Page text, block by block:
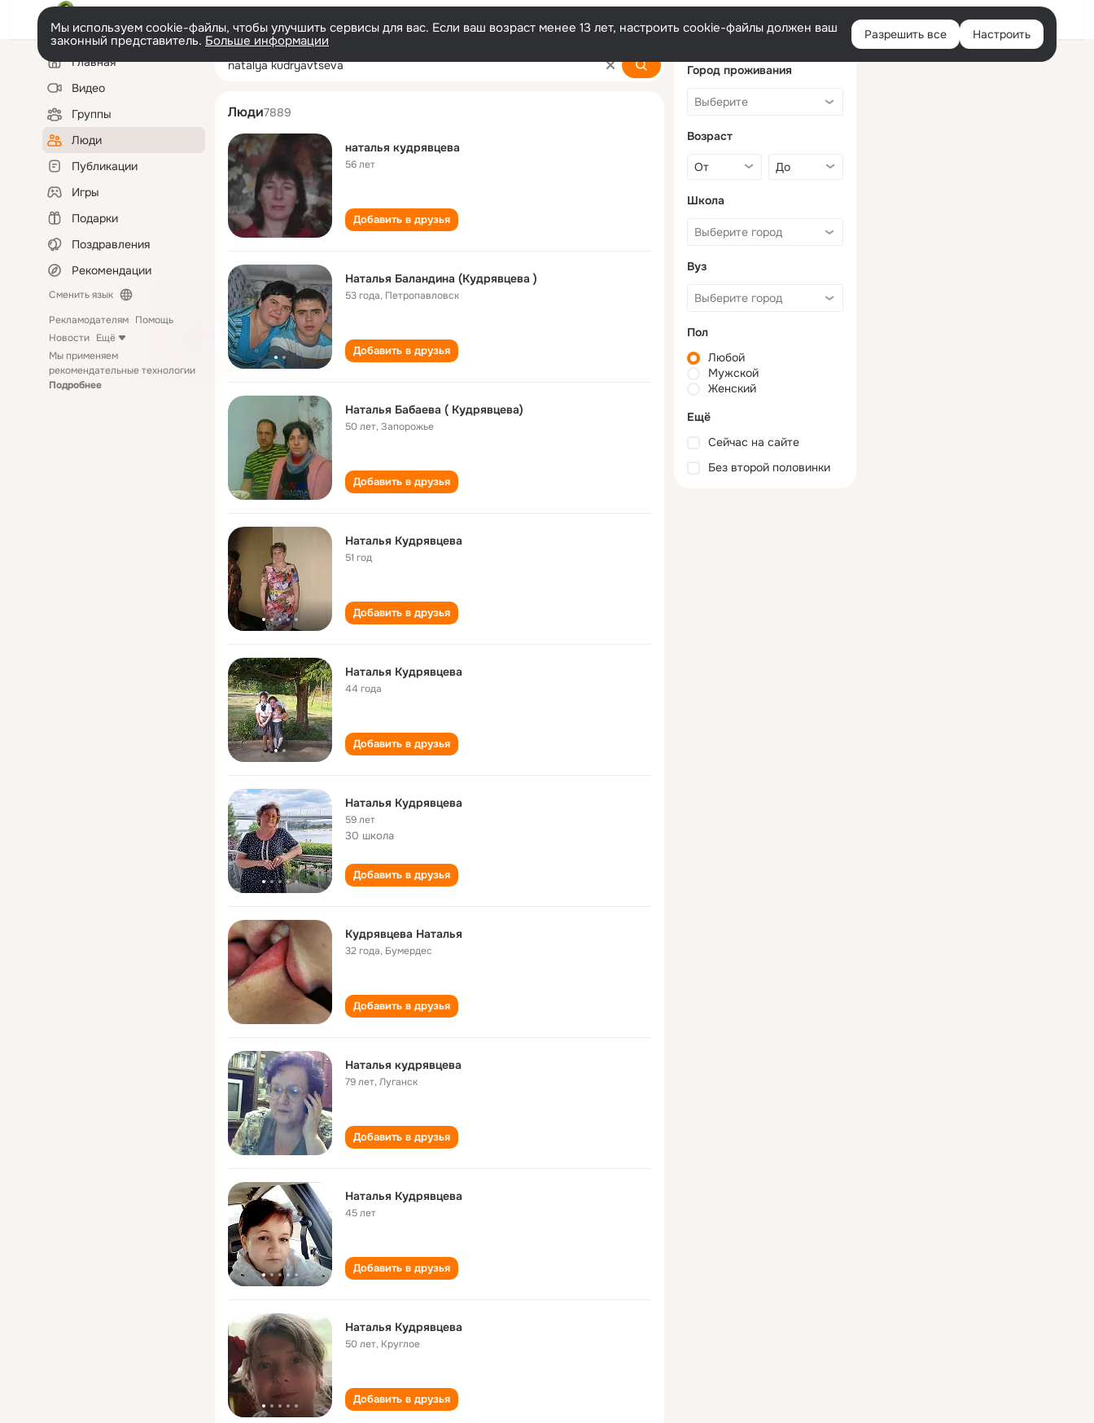
Войти
Мы используем cookie-файлы, чтобы улучшить сервисы для вас. Если ваш возраст менее 13 лет, настроить cookie-файлы должен ваш
законный представитель. Больше информации Разрешить все Настроить
Левая
колонкаГлавная
Видео
Группы
Люди
Публикации
Игры
Подарки
Поздравления
Рекомендации
Сменить язык
Рекламодателям Помощь
Новости Ещё
Мы применяем
рекомендательные технологии
Подробнее
natalya kudryavtseva
Люди7889
наталья кудрявцева
56 лет
Добавить в друзья
Наталья Баландина (Кудрявцева )
53 года, Петропавловск
Добавить в друзья
Наталья Бабаева ( Кудрявцева)
50 лет,Запорожье
Добавить в друзья
Наталья Кудрявцева
51 год
Добавить в друзья
Наталья Кудрявцева
44 года
Добавить в друзья
Наталья Кудрявцева
59 лет
30 школа
Добавить в друзья
Кудрявцева Наталья
32 года, Бумердес
Добавить в друзья
Наталья кудрявцева
79 лет,Луганск
Добавить в друзья
Наталья Кудрявцева
45 лет
Добавить в друзья
Наталья Кудрявцева
50 лет, Круглое
Добавить в друзья
Город проживания
Возраст
Школа
Вуз
Пол
Любой
Мужской
Женский
Ещё
Сейчас на сайте
Без второй половинки